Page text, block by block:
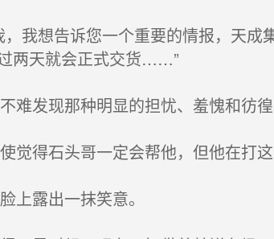
我想告诉您一个重要的情报，天
两天就会正式交货……”
发现那种明显的担忧、羞愧和彷徨
得石头哥一定会帮他，但他在打
露出一抹笑意。